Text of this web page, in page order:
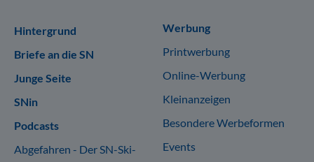
Hintergrund
Briefe an die SN
Junge Seite
SNin
Podcasts
Abgefahren - Der SN-Ski-
Werbung
Printwerbung
Online-Werbung
Kleinanzeigen
Besondere Werbeformen
Events